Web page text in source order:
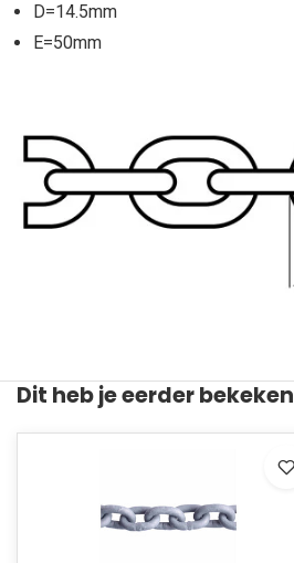
D=14.5mm
E=50mm
Dit heb je eerder bekeken